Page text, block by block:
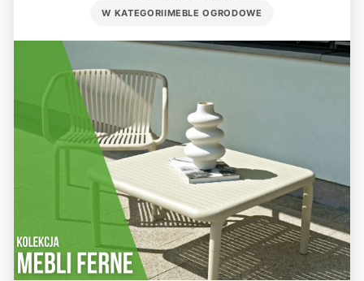
W KATEGORIIMEBLE OGRODOWE